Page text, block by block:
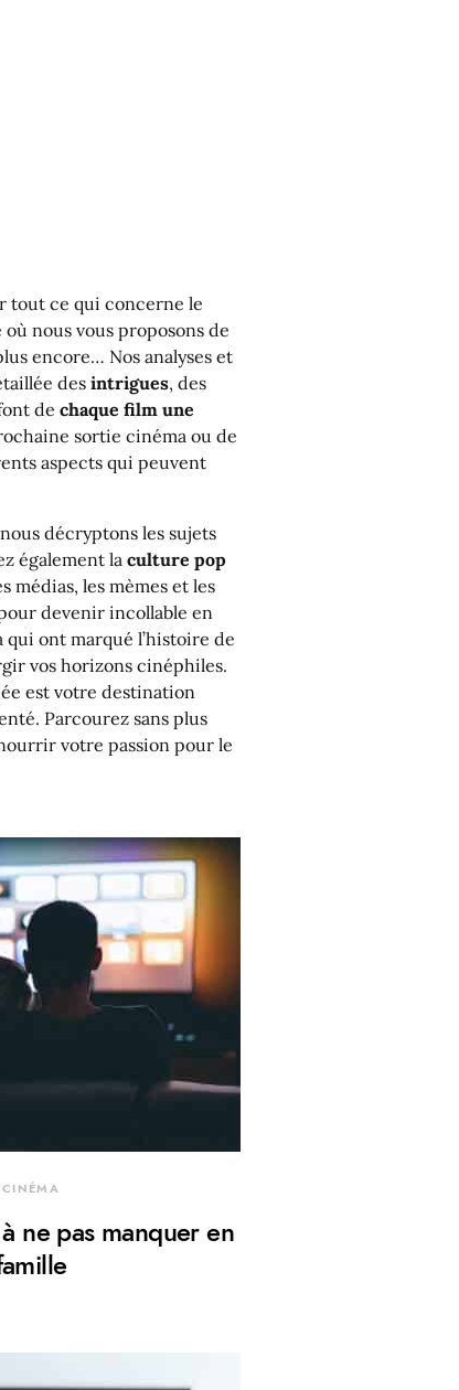
tout ce qui concerne le
nous vous proposons de
encore… Nos analyses et
des intrigues, des
de chaque film une
sortie cinéma ou de
aspects qui peuvent
décryptons les sujets
également la culture pop
médias, les mèmes et les
devenir incollable en
ont marqué l’histoire de
vos horizons cinéphiles.
est votre destination
Parcourez sans plus
votre passion pour le
CINÉMA
ne pas manquer en